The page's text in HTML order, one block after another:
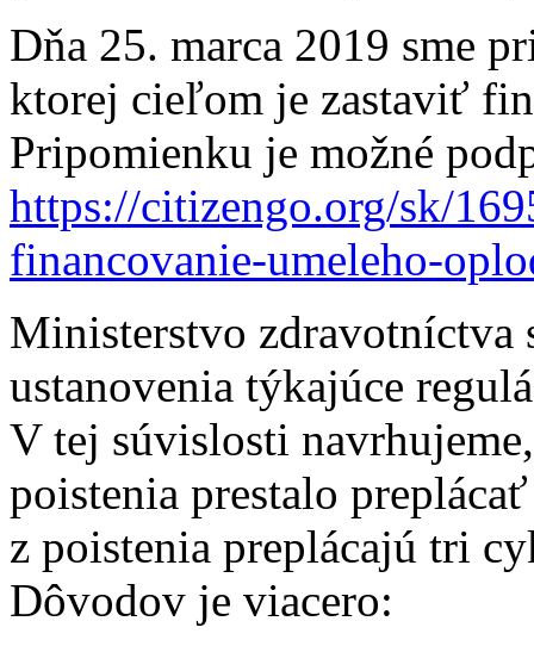
Dňa 25. marca 2019 sme
ktorej cieľom je zastaviť
Pripomienku je možné
https://citizengo.org/sk/
financovanie-umeleho-
Ministerstvo zdravotníctva
ustanovenia týkajúce
V tej súvislosti
poistenia prestalo
z poistenia preplácajú tri
Dôvodov je viacero: